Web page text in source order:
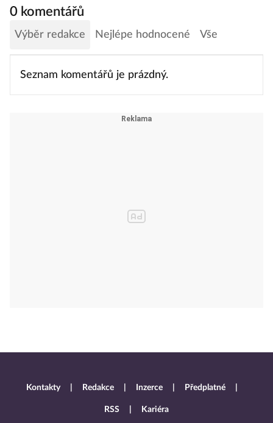
0 komentářů
Výběr redakce Nejlépe hodnocené Vše
Seznam komentářů je prázdný.
Kontakty Redakce Inzerce Předplatné
RSS Kariéra